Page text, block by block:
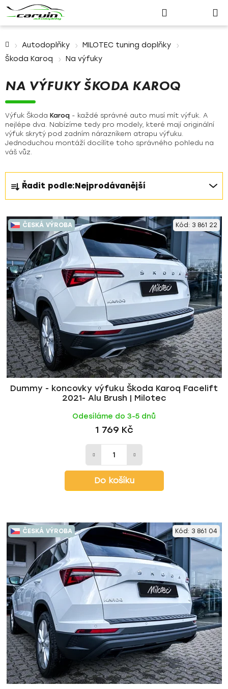
Přihlášení
košík
Autodoplňky
MILOTEC tuning doplňky
Škoda Karoq
Na výfuky
NA VÝFUKY ŠKODA KAROQ
Výfuk Škoda Karoq - každé správné auto musí mít výfuk. A
nejlépe dva. Nabízíme tedy pro modely, které mají originální
výfuk skrytý pod zadním nárazníkem atrapu výfuku.
Jednoduchou montáží docílíte toho správného pohledu na
váš vůz.
Ř
a
z
e
n
í
p
r
o
d
u
k
t
ů
Řadit podle:Nejprodávanější
V
ý
p
i
s
p
r
o
d
u
k
t
ů
ČESKÁ VÝROBA
Dummy - koncovky výfuku Škoda Karoq Facelift
2021- Alu Brush | Milotec
Odesíláme do 3-5 dnů
1 769 Kč
Do košíku
Kód: 3 861 22
ČESKÁ VÝROBA Kód: 3 861 04